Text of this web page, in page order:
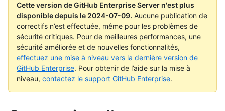
Cette version de GitHub Enterprise Server n'est plus
disponible depuis le 2024-07-09. Aucune publication de
correctifs n’est effectuée, même pour les problèmes de
sécurité critiques. Pour de meilleures performances, une
sécurité améliorée et de nouvelles fonctionnalités,
effectuez une mise à niveau vers la dernière version de
GitHub Enterprise. Pour obtenir de l’aide sur la mise à
niveau, contactez le support GitHub Enterprise.